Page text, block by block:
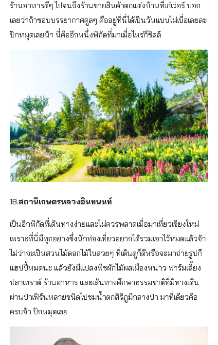
ร้านอาหารดีๆ ไปจนถึงร้านขายสินค้าตกแต่งบ้านที่เก๋เว่อร์ บอก
เลยว่าถ้าชอบบรรยากาศคูลๆ คืออยู่ที่นี่ได้เป็นวันแบบไม่เบื่อเลยละ
ปักหมุดเลยน้า นี่คืออีกหนึ่งพิกัดที่มาเมื่อไหร่ก็ชิลล์
18.สถานีเกษตรหลวงอินทนนท์
เป็นอีกพิกัดที่เดินทางง่ายและไม่ควรพลาดเมื่อมาเที่ยวเชียงใหม่
เพราะที่นี่มีทุกอย่างซึ่งนักท่องเที่ยวอยากได้รวมเอาไว้หมดแล้วจ้า
ไม่ว่าจะเป็นสวนไม้ดอกไม้ใบสวยๆ ที่เดินดูก็ดีหรือจะมาถ่ายรูปก็
แฮปปี้หมดนะ แล้วยังมีแปลงพืชผักไม้ผลเมืองหนาว ฟาร์มเลี้ยง
ปลาเทราต์ ร้านอาหาร และเส้นทางศึกษาธรรมชาติที่มีทางเดิน
ผ่านป่าเฟิร์นหลายชนิดไปชมน้ำตกสิริภูมิกลางป่า มาที่เดียวคือ
ครบจ้า ปักหมุดเลย